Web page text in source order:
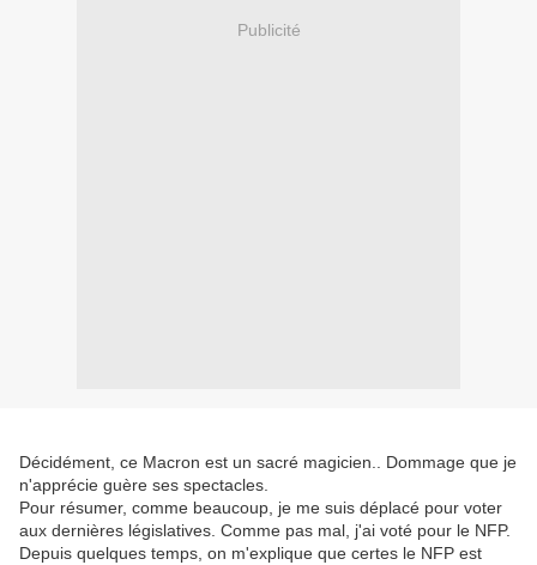
Publicité
Décidément, ce Macron est un sacré magicien.. Dommage que je
n'apprécie guère ses spectacles.
Pour résumer, comme beaucoup, je me suis déplacé pour voter
aux dernières législatives. Comme pas mal, j'ai voté pour le NFP.
Depuis quelques temps, on m'explique que certes le NFP est